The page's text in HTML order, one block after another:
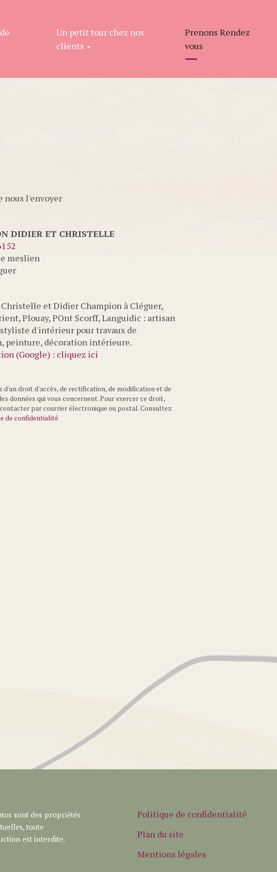
Un petit tour chez nos
clients
Prenons Rendez
vous
nous l'envoyer
DIDIER ET CHRISTELLE
meslien
et Didier Champion à Cléguer,
Plouay, POnt Scorff, Languidic : artisan
d'intérieur pour travaux de
peinture, décoration intérieure.
(Google) : cliquez ici
d'un droit d'accès, de rectification, de modification et de
données qui vous concernent. Pour exercer ce droit,
par courrier électronique ou postal. Consultez
de confidentialité
sont des propriétés
toute
est interdite.
Politique de confidentialité
Plan du site
Mentions légales